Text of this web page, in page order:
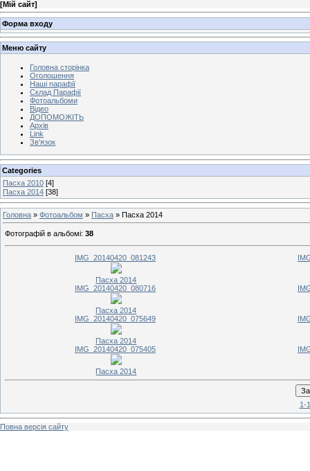
[Мій сайт]
Форма входу
Меню сайту
Головна сторінка
Оголошення
Наші парафії
Склад Парафії
Фотоальбоми
Відео
ДОПОМОЖІТЬ
Архів
Link
Зв'язок
Categories
Пасха 2010 [4]
Пасха 2014 [38]
Головна » Фотоальбом » Пасха » Пасха 2014
Фотографій в альбомі: 38
IMG_20140420_081243
Пасха 2014
IMG_20140420_080716
Пасха 2014
IMG_20140420_075649
Пасха 2014
IMG_20140420_075405
Пасха 2014
1-
Повна версія сайту